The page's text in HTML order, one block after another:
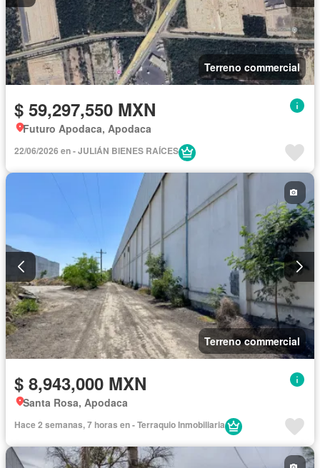
Terreno commercial
$ 59,297,550 MXN
Futuro Apodaca, Apodaca
22/06/2026 en - JULIÁN BIENES RAÍCES
Terreno commercial
$ 8,943,000 MXN
Santa Rosa, Apodaca
Hace 2 semanas, 7 horas en - Terraquio Inmobiliaria